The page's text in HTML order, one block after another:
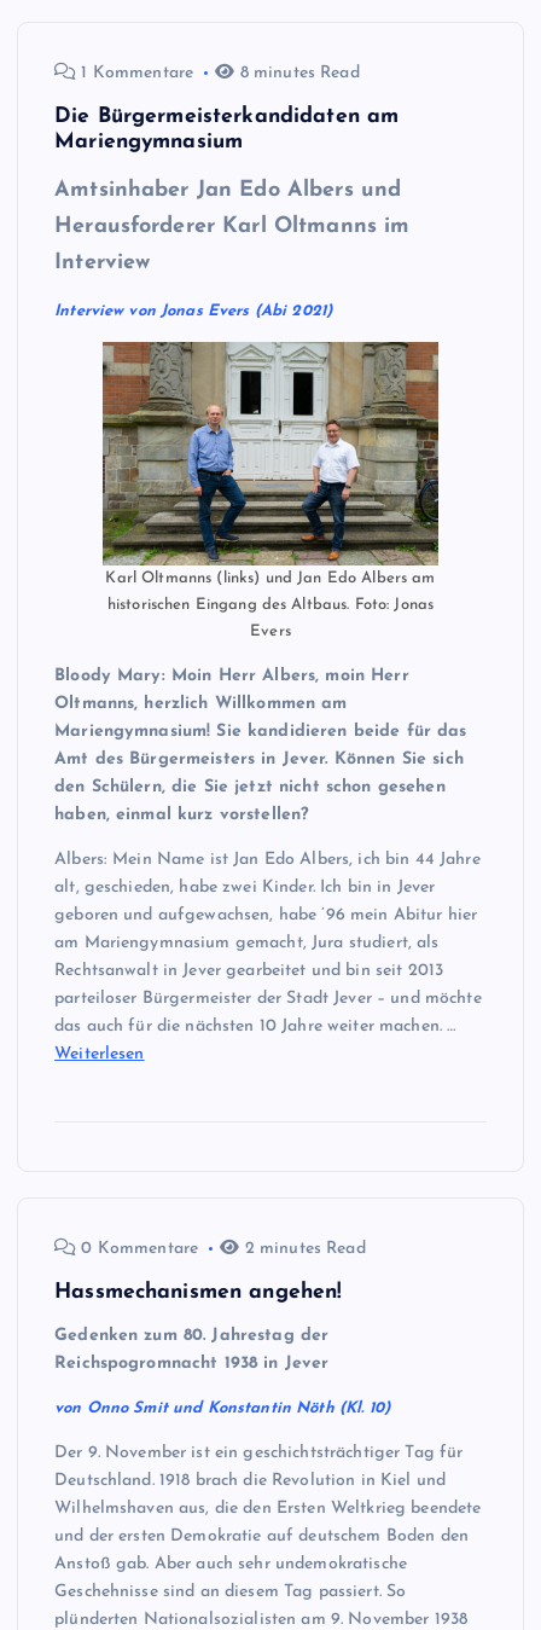
1 Kommentare 8 minutes Read
Die Bürgermeisterkandidaten am
Mariengymnasium
Amtsinhaber Jan Edo Albers und
Herausforderer Karl Oltmanns im
Interview
Interview von Jonas Evers (Abi 2021)
Karl Oltmanns (links) und Jan Edo Albers am
historischen Eingang des Altbaus. Foto: Jonas
Evers
Bloody Mary: Moin Herr Albers, moin Herr
Oltmanns, herzlich Willkommen am
Mariengymnasium! Sie kandidieren beide für das
Amt des Bürgermeisters in Jever. Können Sie sich
den Schülern, die Sie jetzt nicht schon gesehen
haben, einmal kurz vorstellen?
Albers: Mein Name ist Jan Edo Albers, ich bin 44 Jahre
alt, geschieden, habe zwei Kinder. Ich bin in Jever
geboren und aufgewachsen, habe ’96 mein Abitur hier
am Mariengymnasium gemacht, Jura studiert, als
Rechtsanwalt in Jever gearbeitet und bin seit 2013
parteiloser Bürgermeister der Stadt Jever – und möchte
das auch für die nächsten 10 Jahre weiter machen. …
Weiterlesen
0 Kommentare 2 minutes Read
Hassmechanismen angehen!
Gedenken zum 80. Jahrestag der
Reichspogromnacht 1938 in Jever
von Onno Smit und Konstantin Nöth (Kl. 10)
Der 9. November ist ein geschichtsträchtiger Tag für
Deutschland. 1918 brach die Revolution in Kiel und
Wilhelmshaven aus, die den Ersten Weltkrieg beendete
und der ersten Demokratie auf deutschem Boden den
Anstoß gab. Aber auch sehr undemokratische
Geschehnisse sind an diesem Tag passiert. So
plünderten Nationalsozialisten am 9. November 1938